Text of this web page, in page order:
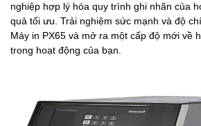
nghiệp hợp lý hóa quy trình ghi nhãn của
quả tối ưu. Trải nghiệm sức mạnh và độ
Máy in PX65 và mở ra một cấp độ mới về
trong hoạt động của bạn.